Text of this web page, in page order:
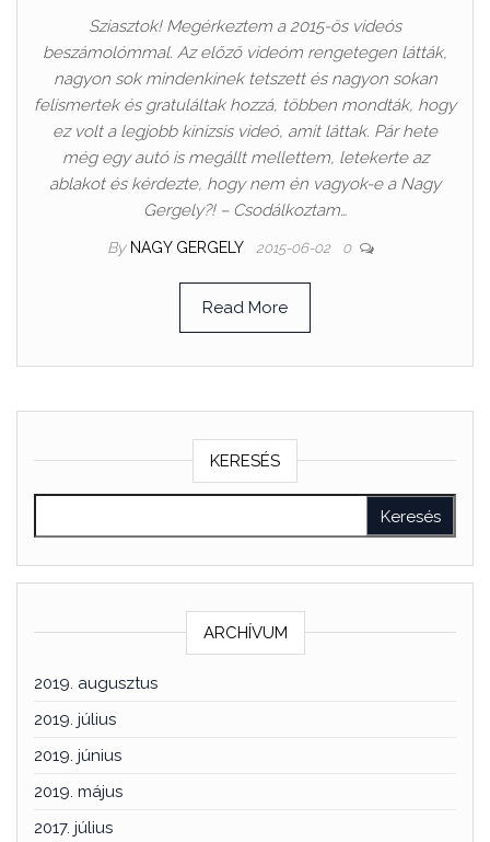
Sziasztok! Megérkeztem a 2015-ös videós
beszámolómmal. Az előző videóm rengetegen látták,
nagyon sok mindenkinek tetszett és nagyon sokan
felismertek és gratuláltak hozzá, többen mondták, hogy
ez volt a legjobb kinizsis videó, amit láttak. Pár hete
még egy autó is megállt mellettem, letekerte az
ablakot és kérdezte, hogy nem én vagyok-e a Nagy
Gergely?! – Csodálkoztam…
By NAGY GERGELY 2015-06-02 0
Read More
KERESÉS
ARCHÍVUM
2019. augusztus
2019. július
2019. június
2019. május
2017. július